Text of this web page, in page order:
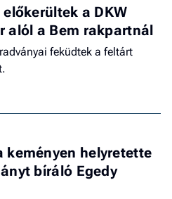
a DKW
alól a Bem rakpartnál
feküdtek a feltárt
keményen helyretette
bíráló Egedy